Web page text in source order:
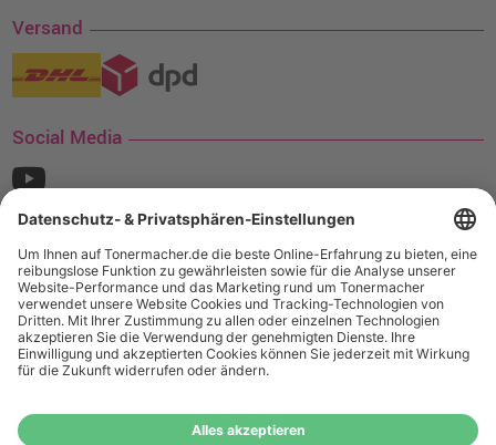
Versand
Social Media
¹ Nur gültig für den Versand innerhalb Deutschlands. Befindet sich ein Warenwert
von mindestens 35€ (inkl. Mwst.) an Ampertec Artikeln in Ihrem Warenkorb, ist der
Versand für Sie kostenfrei.